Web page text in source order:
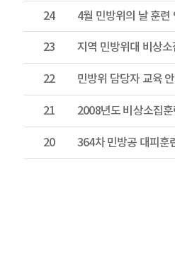
24 4월 민방위의 날 훈련
23 지역 민방위대 비상
22 민방위 담당자 교육
21 2008년도 비상소집
20 364차 민방공 대피훈